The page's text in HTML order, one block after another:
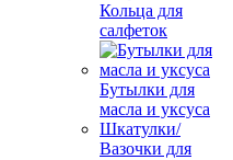
Кольца для
салфеток
Бутылки для
масла и уксуса
Шкатулки/
Вазочки для